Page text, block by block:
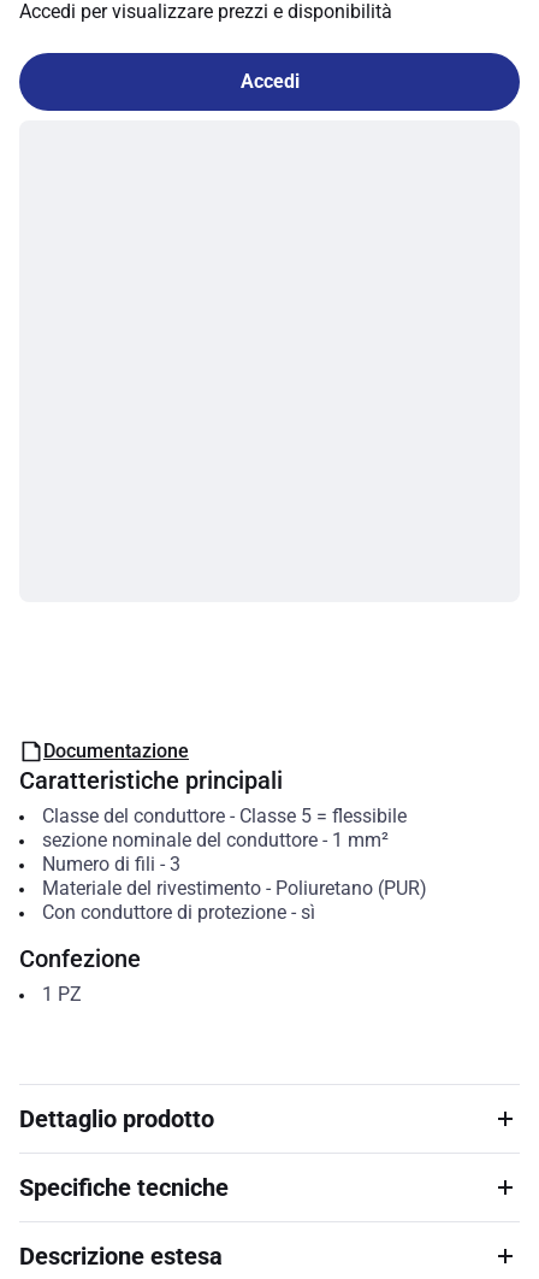
Accedi per visualizzare prezzi e disponibilità
Accedi
Documentazione
Caratteristiche principali
Classe del conduttore- Classe 5 = flessibile
sezione nominale del conduttore- 1 mm²
Numero di fili - 3
Materiale del rivestimento- Poliuretano (PUR)
Con conduttore di protezione- sì
Confezione
1 PZ
Dettaglio prodotto
Specifiche tecniche
Descrizione estesa